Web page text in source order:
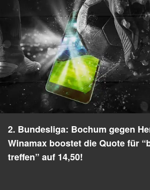
2. Bundesliga: Bochum gegen
Winamax boostet die Quote für
treffen” auf 14,50!